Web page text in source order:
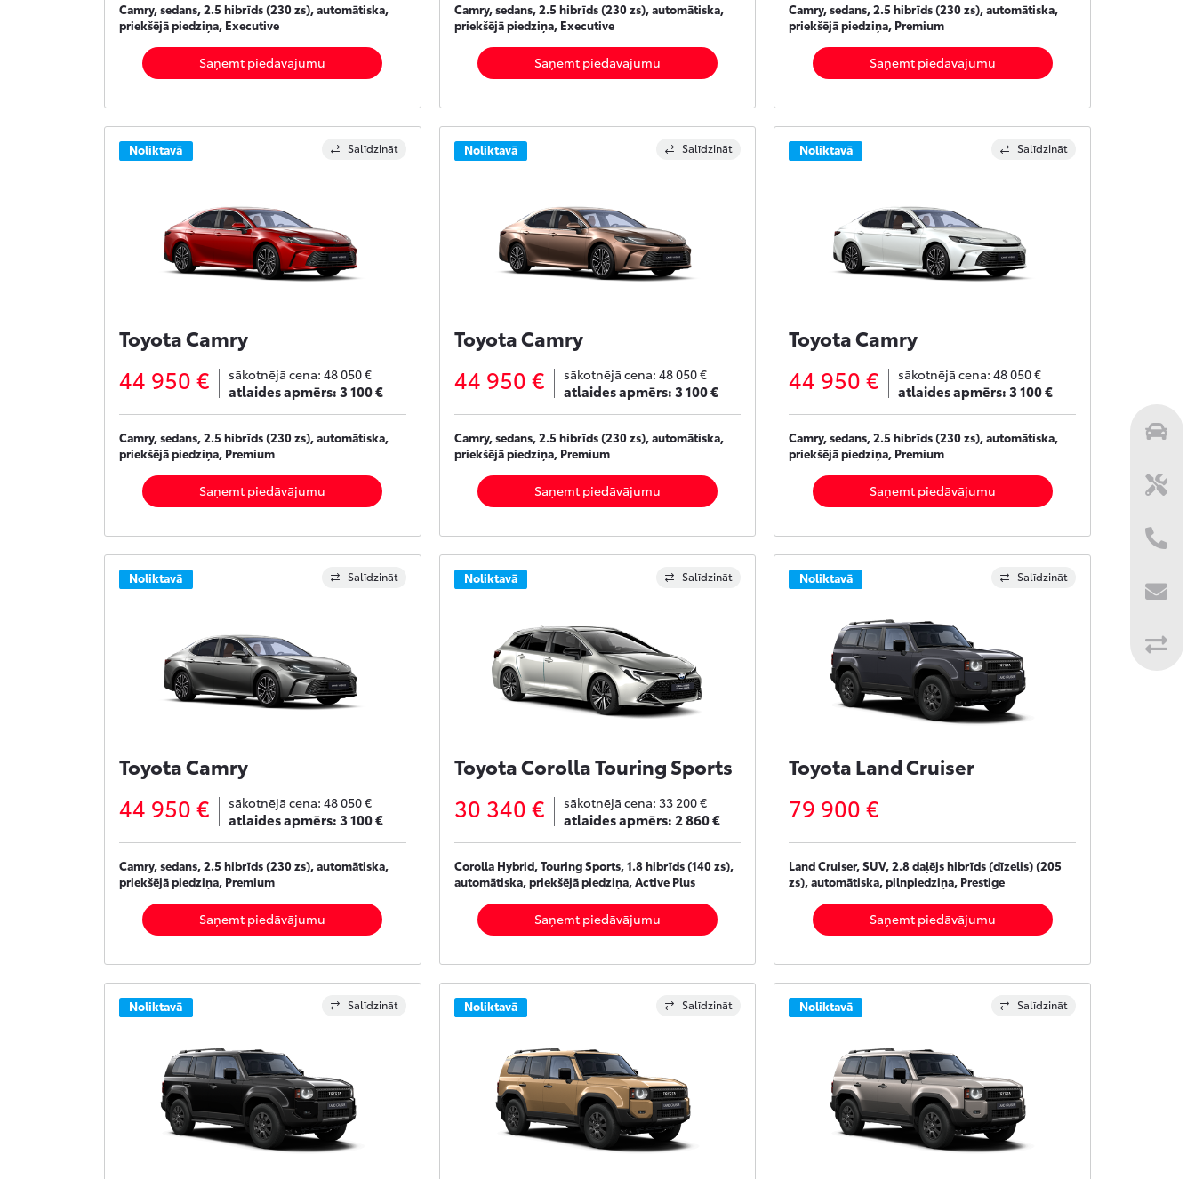
Camry, sedans, 2.5 hibrīds (230 zs), automātiska,
priekšējā piedziņa, Executive
Saņemt piedāvājumu
Camry, sedans, 2.5 hibrīds (230 zs), automātiska,
priekšējā piedziņa, Executive
Saņemt piedāvājumu
Camry, sedans, 2.5 hibrīds (230 zs), automātiska,
priekšējā piedziņa, Premium
Saņemt piedāvājumu
Salīdzināt
Noliktavā
Toyota Camry
44 950 € sākotnējā cena: 48 050 €
atlaides apmērs:3 100 €
Camry, sedans, 2.5 hibrīds (230 zs), automātiska,
priekšējā piedziņa, Premium
Saņemt piedāvājumu
Salīdzināt
Noliktavā
Toyota Camry
44 950 € sākotnējā cena: 48 050 €
atlaides apmērs:3 100 €
Camry, sedans, 2.5 hibrīds (230 zs), automātiska,
priekšējā piedziņa, Premium
Saņemt piedāvājumu
Salīdzināt
Noliktavā
Toyota Camry
44 950 € sākotnējā cena: 48 050 €
atlaides apmērs:3 100 €
Camry, sedans, 2.5 hibrīds (230 zs), automātiska,
priekšējā piedziņa, Premium
Saņemt piedāvājumu
Salīdzināt
Noliktavā
Toyota Camry
44 950 € sākotnējā cena: 48 050 €
atlaides apmērs:3 100 €
Camry, sedans, 2.5 hibrīds (230 zs), automātiska,
priekšējā piedziņa, Premium
Saņemt piedāvājumu
Salīdzināt
Noliktavā
Toyota Corolla Touring Sports
30 340 € sākotnējā cena: 33 200 €
atlaides apmērs:2 860 €
Corolla Hybrid, Touring Sports, 1.8 hibrīds (140 zs),
automātiska, priekšējā piedziņa, Active Plus
Saņemt piedāvājumu
Salīdzināt
Noliktavā
Toyota Land Cruiser
79 900 €
Land Cruiser, SUV, 2.8 daļējs hibrīds (dīzelis) (205
zs), automātiska, pilnpiedziņa, Prestige
Saņemt piedāvājumu
Salīdzināt
Noliktavā Salīdzināt
Noliktavā Salīdzināt
Noliktavā